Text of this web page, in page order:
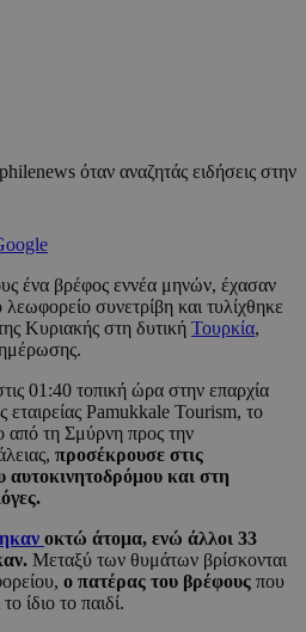
όταν αναζητάς ειδήσεις στην
ένα βρέφος εννέα μηνών, έχασαν
συνετρίβη και τυλίχθηκε
Κυριακής στη δυτική Τουρκία,
01:40 τοπική ώρα στην επαρχία
εταιρείας Pamukkale Tourism, το
από τη Σμύρνη προς την
προσέκρουσε στις
αυτοκινητοδρόμου και στη
οκτώ άτομα, ενώ άλλοι 33
Μεταξύ των θυμάτων βρίσκονται
ο πατέρας του βρέφους που
ίδιο το παιδί.